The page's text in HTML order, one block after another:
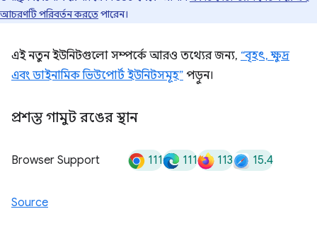
আচরণটি পরিবর্তন করতেপারেন।
এই নতুন ইউনিটগুলো সম্পর্কে আরও তথ্যের জন্য, “বৃহৎ, ক্ষুদ্র
এবং ডাইনামিক ভিউপোর্ট ইউনিটসমূহ” পড়ুন।
প্রশস্ত গামুট রঙের স্থান
Browser Support 111 111 113 15.4
Source